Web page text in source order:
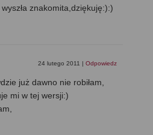
znakomita,dziękuję:):)
24 lutego 2011 Odpowiedz
już dawno nie robiłam,
mi w tej wersji:)